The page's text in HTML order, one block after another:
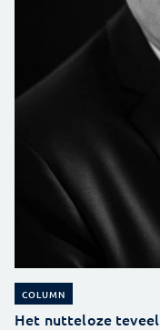
COLUMN
Het nutteloze teveel